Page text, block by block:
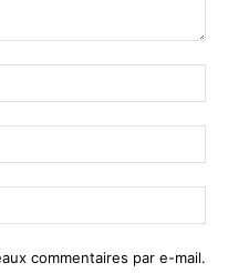
:*
:*
:
commentaires par e-mail.